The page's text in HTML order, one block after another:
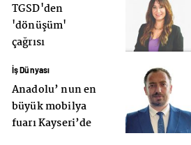
TGSD'den
'dönüşüm'
çağrısı
İş Dünyası
Anadolu’ nun en
büyük mobilya
fuarı Kayseri’de